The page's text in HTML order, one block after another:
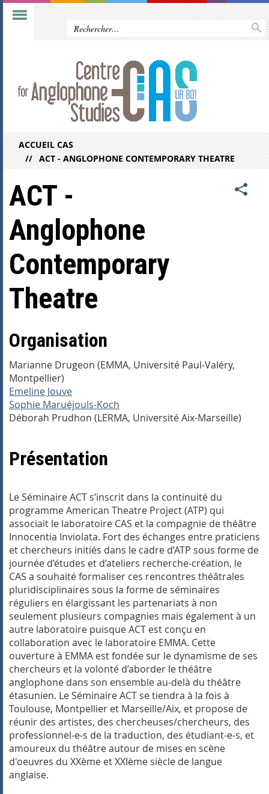
ACCUEIL CAS
ACT - ANGLOPHONE CONTEMPORARY THEATRE
ACT -
Anglophone
Contemporary
Theatre
Organisation
Marianne Drugeon (EMMA, Université Paul-Valéry,
Montpellier)
Emeline Jouve
Sophie Maruéjouls-Koch
Déborah Prudhon (LERMA, Université Aix-Marseille)
Présentation
Le Séminaire ACT s’inscrit dans la continuité du
programme American Theatre Project (ATP) qui
associait le laboratoire CAS et la compagnie de théâtre
Innocentia Inviolata. Fort des échanges entre praticiens
et chercheurs initiés dans le cadre d’ATP sous forme de
journée d’études et d’ateliers recherche-création, le
CAS a souhaité formaliser ces rencontres théâtrales
pluridisciplinaires sous la forme de séminaires
réguliers en élargissant les partenariats à non
seulement plusieurs compagnies mais également à un
autre laboratoire puisque ACT est conçu en
collaboration avec le laboratoire EMMA. Cette
ouverture à EMMA est fondée sur le dynamisme de ses
chercheurs et la volonté d’aborder le théâtre
anglophone dans son ensemble au-delà du théâtre
étasunien. Le Séminaire ACT se tiendra à la fois à
Toulouse, Montpellier et Marseille/Aix, et propose de
réunir des artistes, des chercheuses/chercheurs, des
professionnel-e-s de la traduction, des étudiant-e-s, et
amoureux du théâtre autour de mises en scène
d'oeuvres du XXème et XXIème siècle de langue
anglaise.